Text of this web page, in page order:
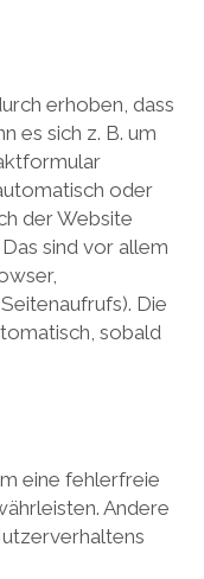
erhoben, dass
es sich z. B. um
oder
der Website
sind vor allem
Die
sobald
eine fehlerfreie
Andere